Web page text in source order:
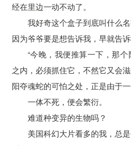
经在里边一动不动了。
我好奇这个盒子到底叫什么
因为爷爷要是想告诉我，早就告诉
“今晚，我便推算一下，那
之内，必须抓住它，不然它又会
阳夺魂蛇的可怕之处，正是由于
一体不死，便会繁衍。
难道种变异的生物吗？
美国科幻大片看多的我，总